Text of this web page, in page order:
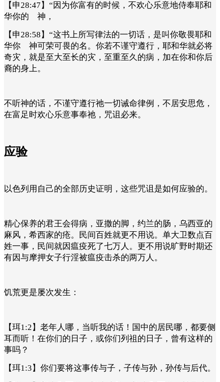
【申28:47】“因为你富有的时候，不欢心乐意地侍奉耶和
华你的 神，
【申28:58】“这书上所写律法的一切话，是叫你敬畏耶和
华你 神可荣可畏的名。你若不谨守遵行，耶和华就必将
奇灾，就是至大至长的灾，至重至久的病，加在你和你后
裔的身上。
不听神的话，不谨守遵行祂一切诫命律例，不居安思危，
在富足时欢心乐意事奉祂，咒诅必来。
应验
以色列用自己的全部历史证明，这些咒诅是如何应验的。
精心保养的君王会得病，亚撒的脚，约兰的肠，乌西亚的
麻风，希西家的疮。民间百姓就更不用说。单大卫数点百
姓一事，民间就因瘟疫死了七万人。更不用说旷野时期还
有因与摩押女子行淫被瘟疫击杀的两万人。
饥荒更是屡次发生：
【珥1:2】老年人哪，当听我的话！国中的居民哪，都要侧
耳而听！在你们的日子，或你们列祖的日子，曾有这样的
事吗？
【珥1:3】你们要将这事传与子，子传与孙，孙传与后代。